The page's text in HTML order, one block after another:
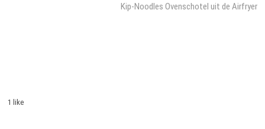
bericht:
Kip-Noodles Ovenschotel uit de Airfryer
1 like